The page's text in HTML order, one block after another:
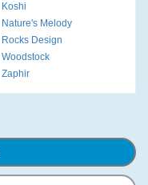
Koshi
Nature's Melody
Rocks Design
Woodstock
Zaphir